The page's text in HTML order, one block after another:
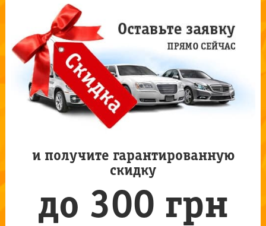
и получите гарантированную
скидку
до 300 грн